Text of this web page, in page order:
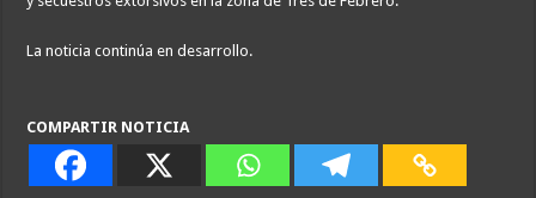
La noticia continúa en desarrollo.
COMPARTIR NOTICIA